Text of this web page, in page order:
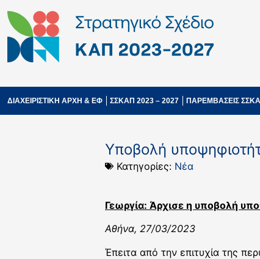
ΔΙΑΧΕΙΡΙΣΤΙΚΗ ΑΡΧΗ & ΕΦ ΣΣΚΑΠ 2023 – 2027 ΠΑΡΕΜΒΑΣΕΙΣ
Yποβολή
Κατηγορίες: Νέα
Γεωργία: Άρχισε η υποβολή
Αθήνα, 27/03/2023
Έπειτα από την επιτυχία της